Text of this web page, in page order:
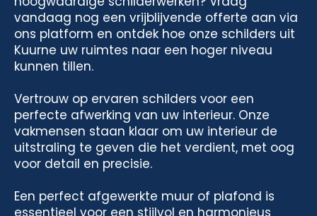
vandaag nog een vrijblijvende offerte aan via
ons platform en ontdek hoe onze schilders uit
Kuurne uw ruimtes naar een hoger niveau
kunnen tillen.
Vertrouw op ervaren schilders voor een
perfecte afwerking van uw interieur. Onze
vakmensen staan klaar om uw interieur de
uitstraling te geven die het verdient, met oog
voor detail en precisie.
Een perfect afgewerkte muur of plafond is
essentieel voor een stijlvol en harmonieus